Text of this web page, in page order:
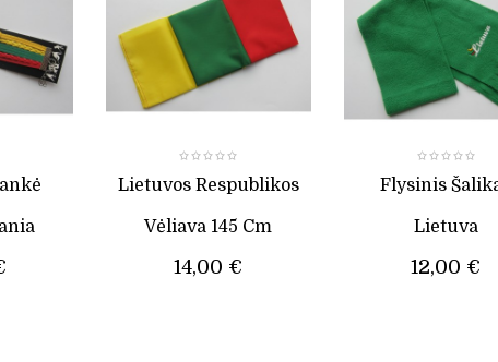
Lietuvos Respublikos
Vėliava 145 Cm
14,00 €
Flysinis
Lietuva
12,00 €